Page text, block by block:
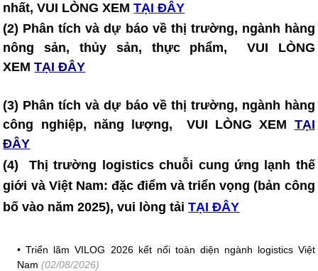
nhất, VUI LÒNG XEM TẠI ĐÂY
(2) Phân tích và dự báo về thị trường, ngành hàng
nông sản, thủy sản, thực phẩm, VUI LÒNG
XEMTẠI ĐÂY
(3) Phân tích và dự báo về thị trường, ngành hàng
công nghiệp, năng lượng, VUI LÒNG XEM TẠI
ĐÂY
(4)Thị trường logistics chuỗi cung ứng lạnh thế
giới và Việt Nam: đặc điểm và triển vọng (bản công
bố vào năm 2025), vui lòng tảiTẠI ĐÂY
•Triển lãm VILOG 2026 kết nối toàn diện ngành logistics Việt
Nam (02/08/2026)